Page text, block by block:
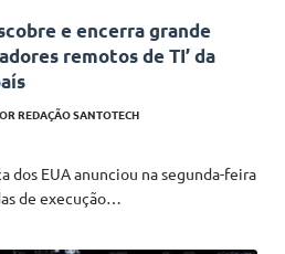
e encerra grande
remotos de TI’ da
REDAÇÃO SANTOTECH
dos EUA anunciou na segunda-feira
de execução…